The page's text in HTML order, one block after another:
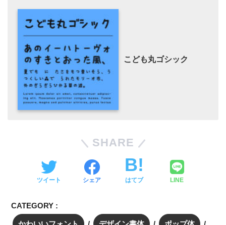
こども丸ゴシック
SHARE
ツイート シェア はてブ LINE
CATEGORY :